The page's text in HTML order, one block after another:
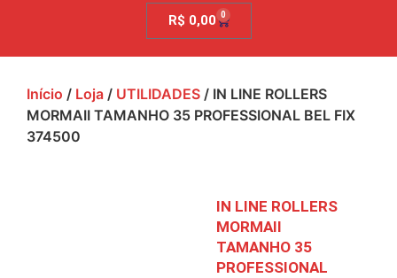
R$ 0,00 0
Início / Loja / UTILIDADES / IN LINE ROLLERS
MORMAII TAMANHO 35 PROFESSIONAL BEL FIX
374500
IN LINE ROLLERS
MORMAII
TAMANHO 35
PROFESSIONAL